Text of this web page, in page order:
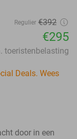
Regulier €392
€295
toeristenbelasting
Deals. Wees
door in een